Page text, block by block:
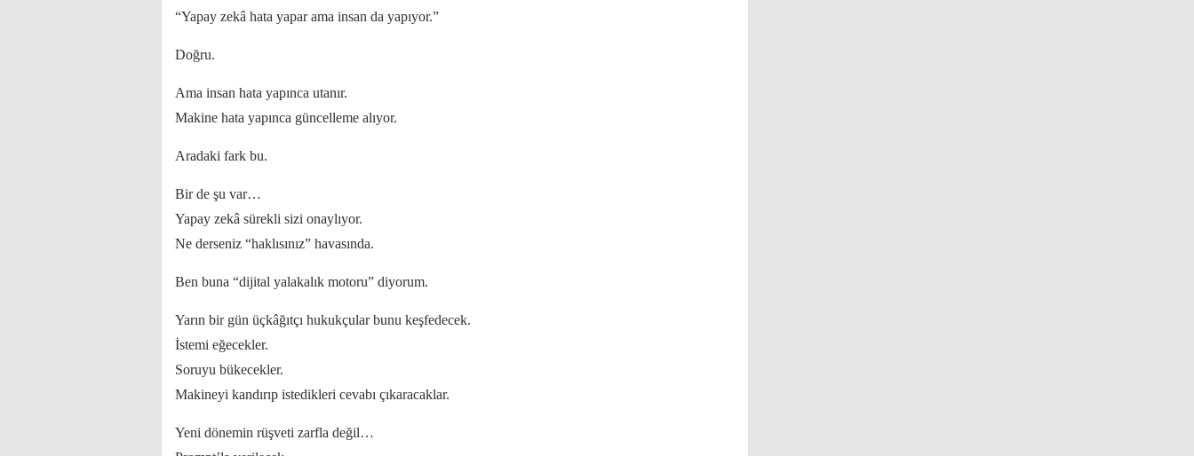
“Yapay zekâ hata yapar ama insan da yapıyor.”
Doğru.
Ama insan hata yapınca utanır.
Makine hata yapınca güncelleme alıyor.
Aradaki fark bu.
Bir de şu var…
Yapay zekâ sürekli sizi onaylıyor.
Ne derseniz “haklısınız” havasında.
Ben buna “dijital yalakalık motoru” diyorum.
Yarın bir gün üçkâğıtçı hukukçular bunu keşfedecek.
İstemi eğecekler.
Soruyu bükecekler.
Makineyi kandırıp istedikleri cevabı çıkaracaklar.
Yeni dönemin rüşveti zarfla değil…